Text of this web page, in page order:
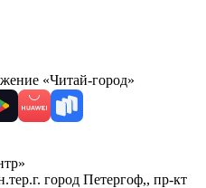
«Читай-город»
город Петергоф,, пр-кт